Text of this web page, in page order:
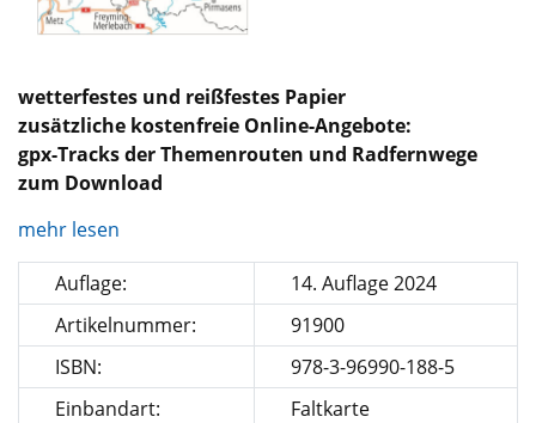
wetterfestes und reißfestes Papier
zusätzliche kostenfreie Online-Angebote:
gpx-Tracks der Themenrouten und Radfernwege
zum Download
mehr lesen
Auflage:
14. Auflage 2024
Artikelnummer:
91900
ISBN:
978-3-96990-188-5
Einbandart:
Faltkarte